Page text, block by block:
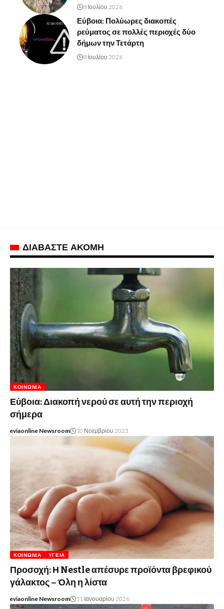
8 Ιουλίου 2026
Εύβοια: Πολύωρες διακοπές
ρεύματος σε πολλές περιοχές δύο
δήμων την Τετάρτη
8 Ιουλίου 2026
ΔΙΑΒΑΣΤΕ ΑΚΟΜΗ
ΚΟΙΝΩΝΊΑ
Εύβοια: Διακοπή νερού σε αυτή την περιοχή
σήμερα
eviaonline Newsroom 10 Νοεμβρίου 2023
ΚΟΙΝΩΝΊΑ ΥΓΕΊΑ
Προσοχή: Η Nestle απέσυρε προϊόντα βρεφικού
γάλακτος – Όλη η λίστα
eviaonline Newsroom 11 Ιανουαρίου 2026